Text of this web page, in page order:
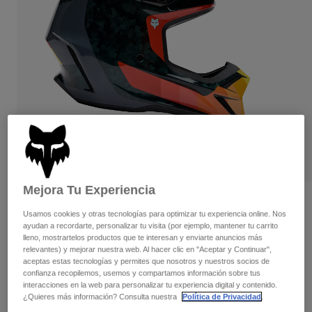
Pantalones largos
Pantalones cortos
Chaquetas y chalecos
Guantes
Protecciones
Gafas de protección
Calcetines
Accesorios
Recambios
Pantalones
Guantes
Chaquetas
Protecciones
Gafas de protección
Calcetines
Mochilas y accesorios
Recambios
Camisas
Ver todo
Camisetas y tops
Sudaderas
Chaquetas
Pantalones
Camisas
Ver todo
Niños
Protecciones
Gafas de Protección
Calcetines
Ver todo
Moto
Cascos
Camisetas
Pantalones
Botas
Protecciones
Guantes
Gafas de Protección
N.º de artículo33528
629,99 €
Ver el kit enteroaquí.
Mejora Tu Experiencia
Usamos cookies y otras tecnologías para optimizar tu experiencia online. Nos
ayudan a recordarte, personalizar tu visita (por ejemplo, mantener tu carrito
lleno, mostrartelos productos que te interesan y enviarte anuncios más
relevantes) y mejorar nuestra web. Al hacer clic en "Aceptar y Continuar",
aceptas estas tecnologías y permites que nosotros y nuestros socios de
confianza recopilemos, usemos y compartamos información sobre tus
interacciones en la web para personalizar tu experiencia digital y contenido.
¿Quieres más información? Consulta nuestra
Política de Privacidad